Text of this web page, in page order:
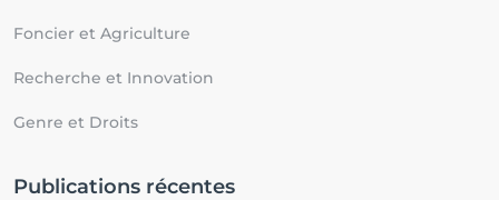
Foncier et Agriculture
Recherche et Innovation
Genre et Droits
Publications récentes